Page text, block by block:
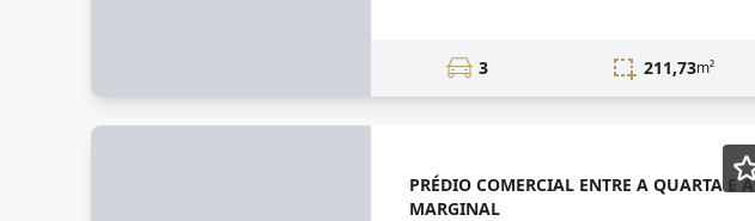
3 211,73m²
PRÉDIO COMERCIAL ENTRE A QUARTA E A
MARGINAL